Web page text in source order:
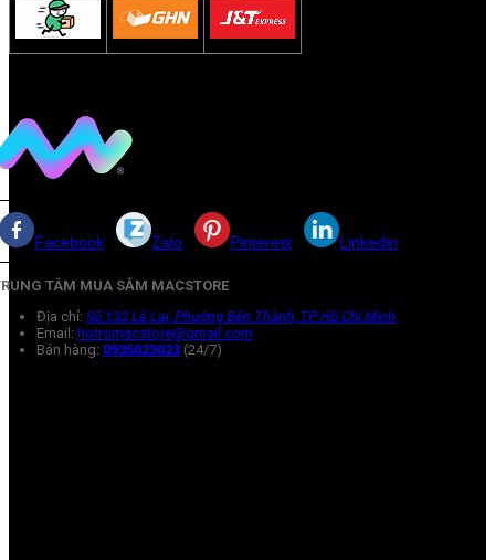
Facebook Zalo Pinterest Linkedin
TÂM MUA SẮM MACSTORE
Địa chỉ: Số 132 Lê Lai, Phường Bến Thành, TP Hồ Chí Minh
Email: hotromacstore@gmail.com
Bán hàng: 0935023023 (24/7)